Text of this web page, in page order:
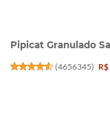
Pipicat Granulado
(4656345)